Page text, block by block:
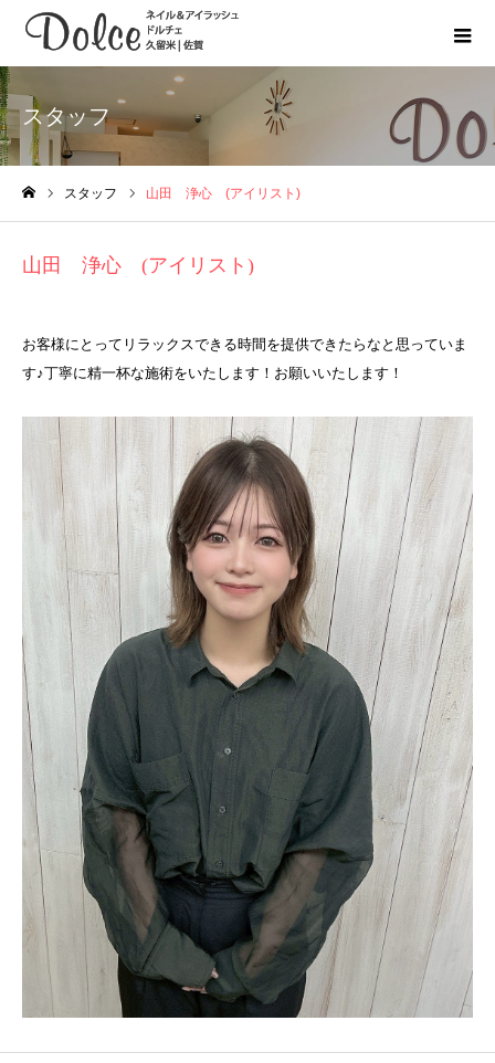
スタッフ
スタッフ 山田 浄心 (アイリスト)
山田 浄心 (アイリスト)
お客様にとってリラックスできる時間を提供できたらなと思っていま
す♪丁寧に精一杯な施術をいたします！お願いいたします！